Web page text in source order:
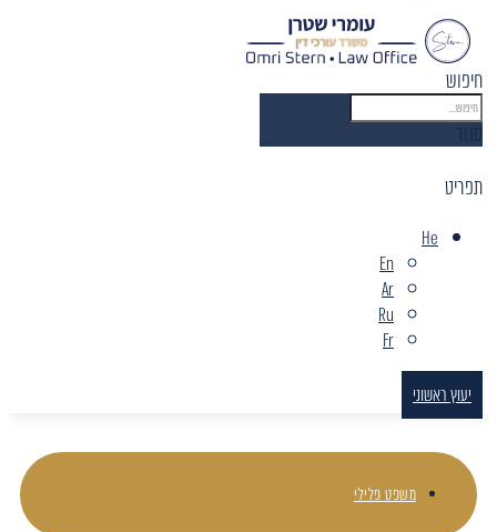
חיפוש
תפריט
He
En
Ar
Ru
Fr
יעוץ ראשוני
משפט פלילי